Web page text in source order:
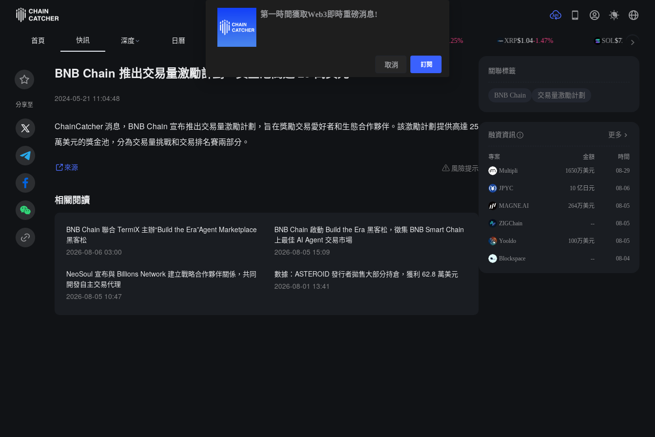
首頁 快訊 深度 日曆 -1.25% XRP$1.04-1.47% SOL$73.16 -1.17%
分享至
BNB Chain 推出交易量激勵計劃，獎金池高達 25 萬美元
2024-05-21 11:04:48
ChainCatcher 消息，BNB Chain 宣布推出交易量激勵計劃，旨在獎勵交易愛好者和生態合作夥伴。該激勵計劃提供高達 25
萬美元的獎金池，分為交易量挑戰和交易排名賽兩部分。
來源 風險提示
相關閱讀
BNB Chain 聯合 TermiX 主辦“Build the Era”Agent Marketplace
黑客松
2026-08-06 03:00
BNB Chain 啟動 Build the Era 黑客松，徵集 BNB Smart Chain
上最佳 AI Agent 交易市場
2026-08-05 15:09
NeoSoul 宣布與 Billions Network 建立戰略合作夥伴關係，共同
開發自主交易代理
2026-08-05 10:47
數據：ASTEROID 發行者拋售大部分持倉，獲利 62.8 萬美元
2026-08-01 13:41
關聯標籤
BNB Chain 交易量激勵計劃
融資資訊 更多
專案 金額
時間
Multipli
1650万美元 08-29
JPYC 10 亿日元 08-06
MAGNE.AI 264万美元 08-05
ZIGChain -- 08-05
Yooldo 100万美元 08-05
Blockspace -- 08-04
第一時間獲取Web3即時重磅消息!
取消 訂閱